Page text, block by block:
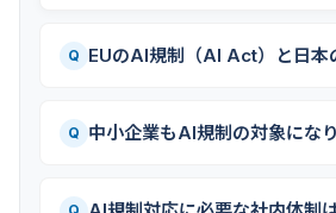
Q EUのAI規制（AI Act）と日本
Q 中小企業もAI規制の対象にな